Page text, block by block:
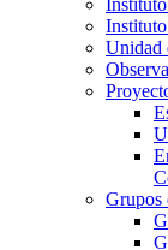
Unidad
Grupos